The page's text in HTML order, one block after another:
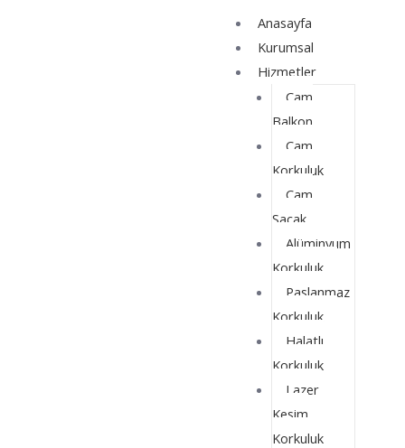
Anasayfa
Kurumsal
Hizmetler
Cam
Balkon
Cam
Korkuluk
Cam
Saçak
Alüminyum
Korkuluk
Paslanmaz
Korkuluk
Halatlı
Korkuluk
Lazer
Kesim
Korkuluk